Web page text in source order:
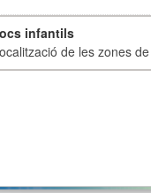
infantils
de les zones